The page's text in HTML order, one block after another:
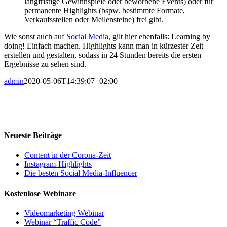
permanente Highlights (bspw. bestimmte Formate,
Verkaufsstellen oder Meilensteine) frei gibt.
Wie sonst auch auf Social Media, gilt hier ebenfalls: Learning by
doing! Einfach machen. Highlights kann man in kürzester Zeit
erstellen und gestalten, sodass in 24 Stunden bereits die ersten
Ergebnisse zu sehen sind.
admin2020-05-06T14:39:07+02:00
Neueste Beiträge
Content in der Corona-Zeit
Instagram-Highlights
Die besten Social Media-Influencer
Kostenlose Webinare
Videomarketing Webinar
Webinar “Traffic Code”